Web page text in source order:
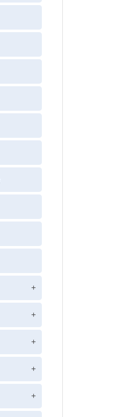
+
+
+
+
+